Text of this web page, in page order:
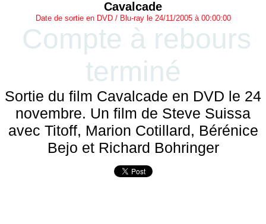
Cavalcade
Date de sortie en DVD / Blu-ray le 24/11/2005 à 00:00:00
Compte à rebours
terminé
Sortie du film Cavalcade en DVD le 24
novembre. Un film de Steve Suissa
avec Titoff, Marion Cotillard, Bérénice
Bejo et Richard Bohringer